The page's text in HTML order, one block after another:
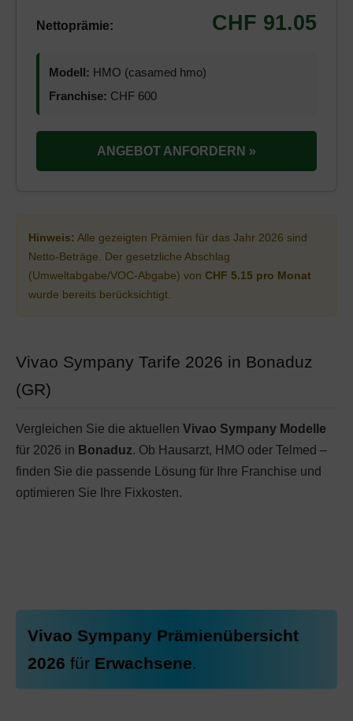
Nettoprämie: CHF 91.05
Modell: HMO (casamed hmo)
Franchise: CHF 600
ANGEBOT ANFORDERN »
Hinweis: Alle gezeigten Prämien für das Jahr 2026 sind
Netto-Beträge. Der gesetzliche Abschlag
(Umweltabgabe/VOC-Abgabe) von CHF 5.15 pro Monat
wurde bereits berücksichtigt.
Vivao Sympany Tarife 2026 in Bonaduz
(GR)
Vergleichen Sie die aktuellen Vivao Sympany Modelle
für 2026 in Bonaduz. Ob Hausarzt, HMO oder Telmed –
finden Sie die passende Lösung für Ihre Franchise und
optimieren Sie Ihre Fixkosten.
Vivao Sympany Prämienübersicht
2026 für Erwachsene.